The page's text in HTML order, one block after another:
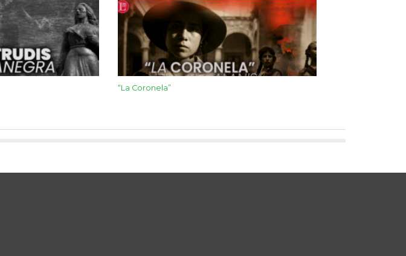
“La Coronela”